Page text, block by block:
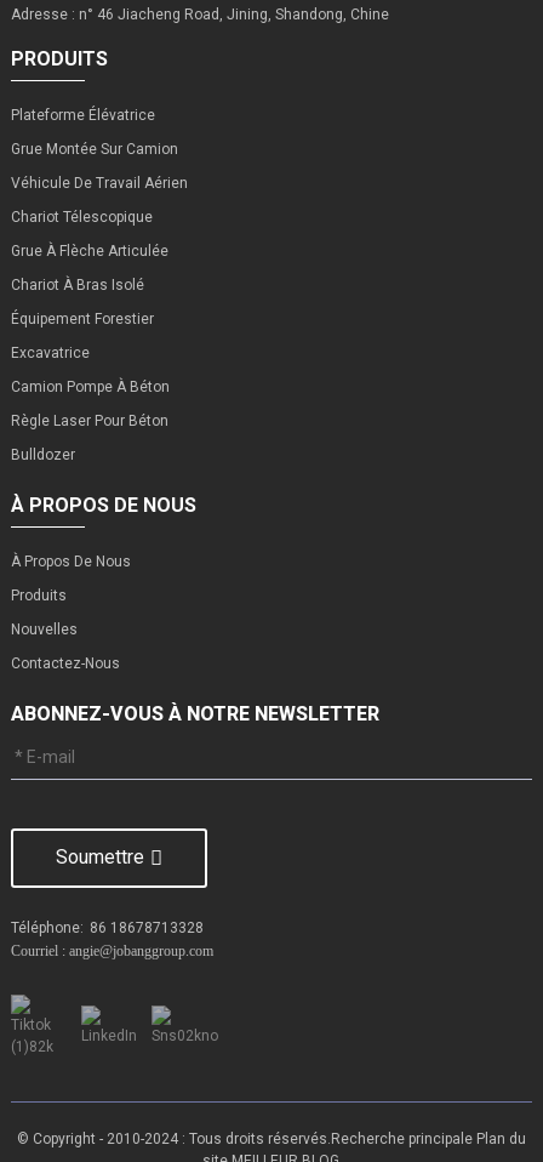
Adresse : n° 46 Jiacheng Road, Jining, Shandong, Chine
PRODUITS
Plateforme Élévatrice
Grue Montée Sur Camion
Véhicule De Travail Aérien
Chariot Télescopique
Grue À Flèche Articulée
Chariot À Bras Isolé
Équipement Forestier
Excavatrice
Camion Pompe À Béton
Règle Laser Pour Béton
Bulldozer
À PROPOS DE NOUS
À Propos De Nous
Produits
Nouvelles
Contactez-Nous
ABONNEZ-VOUS À NOTRE NEWSLETTER
Soumettre
Téléphone: 86 18678713328
Courriel : angie@jobanggroup.com
© Copyright - 2010-2024 : Tous droits réservés. Recherche principale Plan du